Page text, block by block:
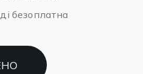
безоплатна